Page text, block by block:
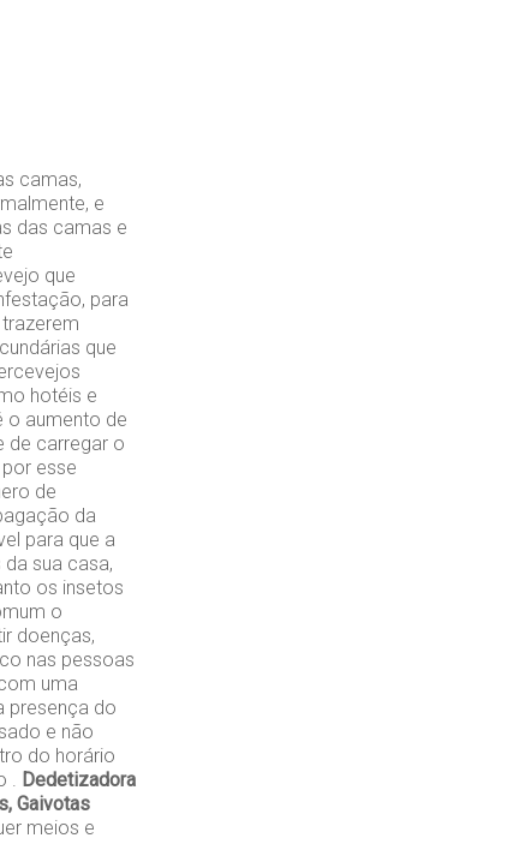
camas,
e
das camas e
que
para
que
hotéis e
o aumento de
de carregar o
esse
de
da
para que a
sua casa,
os insetos
o
doenças,
nas pessoas
uma
presença do
e não
do horário
.
Dedetizadora
Gaivotas
meios e